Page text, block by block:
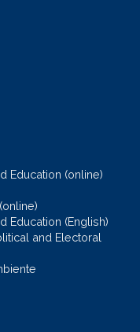
Education (online)
Education (English)
and Electoral